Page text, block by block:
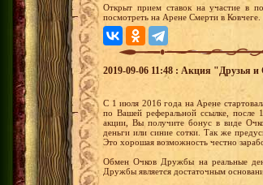
Открыт прием ставок на участие в
посмотреть на Арене Смерти в Ковчеге.
2019-09-06 11:48 : Акция "Друзья
С 1 июля 2016 года на Арене
по Вашей реферальной ссылке, после
акции, Вы получите бонус в виде
деньги или синие сотки. Так же
Это хорошая возможность честно
Обмен Очков Дружбы на реальные
Дружбы является достаточным